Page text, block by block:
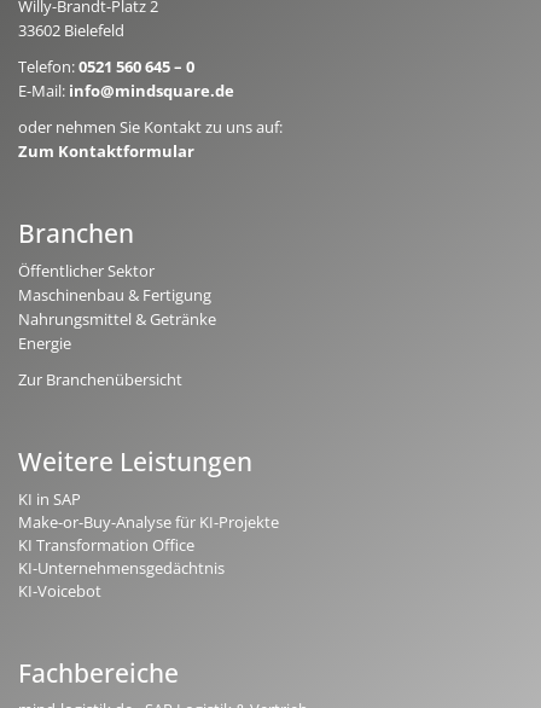
Willy-Brandt-Platz 2
33602 Bielefeld
Telefon:0521 560 645 – 0
E-Mail: info@mindsquare.de
oder nehmen Sie Kontakt zu uns auf:
Zum Kontaktformular
Branchen
Öffentlicher Sektor
Maschinenbau & Fertigung
Nahrungsmittel & Getränke
Energie
Zur Branchenübersicht
Weitere Leistungen
KI in SAP
Make-or-Buy-Analyse für KI-Projekte
KI Transformation Office
KI-Unternehmensgedächtnis
KI-Voicebot
Fachbereiche